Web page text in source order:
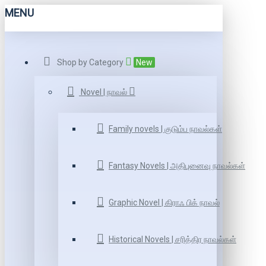
MENU
Shop by Category New
Novel | நாவல்
Family novels | குடும்ப நாவல்கள்
Fantasy Novels | அதிபுனைவு நாவல்கள்
Graphic Novel | கிராஃ பிக் நாவல்
Historical Novels | சரித்திர நாவல்கள்